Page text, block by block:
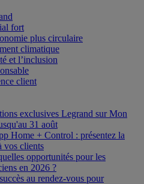
fort
plus circulaire
climatique
et l’inclusion
client
exclusives Legrand sur Mon
31 août
Home + Control : présentez la
vos clients
opportunités pour les
en 2026 ?
au rendez-vous pour